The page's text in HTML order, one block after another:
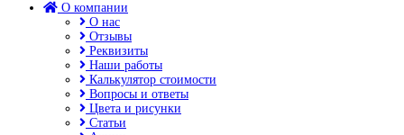
О компании
О нас
Отзывы
Реквизиты
Наши работы
Калькулятор стоимости
Вопросы и ответы
Цвета и рисунки
Статьи